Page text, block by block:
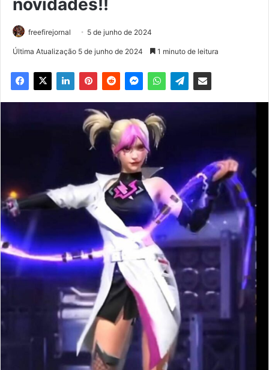
novidades!!
freefirejornal 5 de junho de 2024
Última Atualização 5 de junho de 2024 1 minuto de leitura